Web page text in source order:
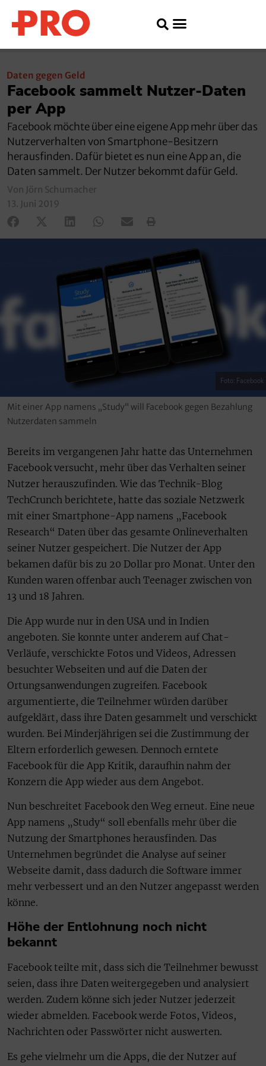
Daten gegen Geld
Facebook sammelt Nutzer-Daten
per App
Facebook möchte über eine eigene App mehr über das
Nutzerverhalten von Smartphone-Besitzern
herausfinden. Dafür bietet es nun eine App an, die
Daten sammelt. Der Nutzer bekommt dafür Geld.
Von Jörn Schumacher
13. Juni 2019
Foto: Facebook
Mit einer App namens „Study“ will Facebook gegen Bezahlung
Nutzerdaten sammeln
Bereits im vergangenen Jahr hatte das Unternehmen
Facebook versucht, mehr über das Verhalten seiner
Nutzer herauszufinden. Wie das Technik-Blog
TechCrunch berichtete, hatte das soziale Netzwerk
mit einer Smartphone-App namens „Facebook
Research“ Daten über das gesamte Onlineverhalten
seiner Nutzer gespeichert. Die Nutzer der App
bekamen dafür bis zu 20 Dollar pro Monat. Unter den
Kunden waren offenbar auch Teenager zwischen von
13 und 18 Jahren.
Die App wurde nur in den USA und in Indien
angeboten. Sie konnte unter anderem auf Chat-
Verläufe, verschickte Fotos und Videos, Adressen
besuchter Webseiten und auf die Daten der
Ortungsanwendungen zugreifen. Facebook
argumentierte, die Teilnehmer würden darüber
aufgeklärt, dass ihre Daten gesammelt und verschickt
wurden. Bei Minderjährigen sei die Zustimmung der
Eltern erforderlich gewesen. Dennoch erntete
Facebook für die App Kritik, daraufhin nahm der
Konzern die App wieder aus dem Angebot.
Nun beschreitet Facebook den Weg erneut. Eine neue
App namens „Study“ soll ebenfalls mehr über die
Nutzung der Smartphones herausfinden. Das
Unternehmen begründet die Analyse auf seiner
Webseite damit, dass dadurch die Software immer
mehr verbessert und an den Nutzer angepasst werden
könne.
Höhe der Entlohnung noch nicht
bekannt
Facebook teilte mit, dass sich die Teilnehmer bewusst
seien, dass ihre Daten weitergegeben und analysiert
werden. Zudem könne sich jeder Nutzer jederzeit
wieder abmelden. Facebook werde Fotos, Videos,
Nachrichten oder Passwörter nicht auswerten.
Es gehe vielmehr um die Apps, die der Nutzer auf